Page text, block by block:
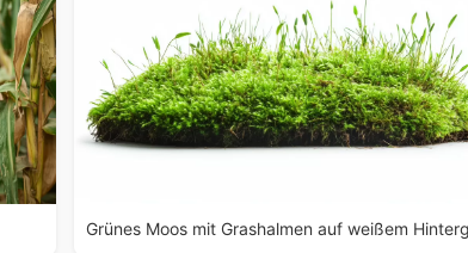
Grünes Moos mit Grashalmen auf weißem